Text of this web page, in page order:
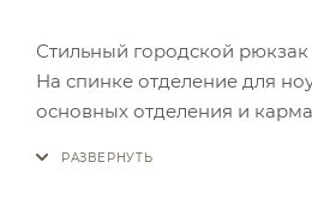
Стильный городской
На спинке отделение для
основных отделения и